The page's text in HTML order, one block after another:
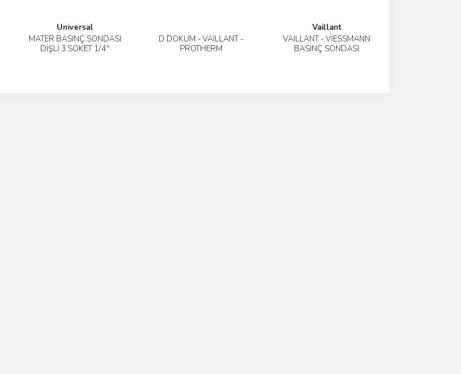
Universal
MATER BASINÇ SONDASI
DİŞLİ 3 SOKET 1/4''
İncele
D.DÖKÜM - VAİLLANT -
PROTHERM
İncele
Vaillant
VAİLLANT - VİESSMANN
BASINÇ SONDASI
İncele